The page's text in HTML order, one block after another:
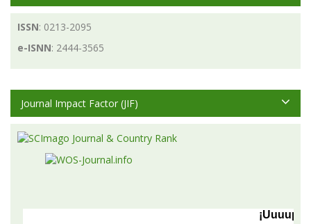
ISSN: 0213-2095
e-ISNN: 2444-3565
Journal Impact Factor (JIF)